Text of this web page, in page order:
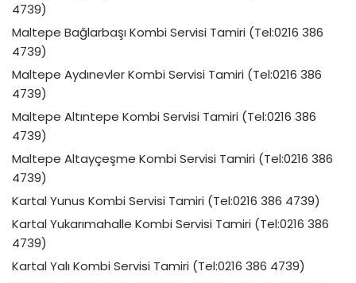
4739)
Maltepe Bağlarbaşı Kombi Servisi Tamiri (Tel:0216 386
4739)
Maltepe Aydınevler Kombi Servisi Tamiri (Tel:0216 386
4739)
Maltepe Altıntepe Kombi Servisi Tamiri (Tel:0216 386
4739)
Maltepe Altayçeşme Kombi Servisi Tamiri (Tel:0216 386
4739)
Kartal Yunus Kombi Servisi Tamiri (Tel:0216 386 4739)
Kartal Yukarımahalle Kombi Servisi Tamiri (Tel:0216 386
4739)
Kartal Yalı Kombi Servisi Tamiri (Tel:0216 386 4739)